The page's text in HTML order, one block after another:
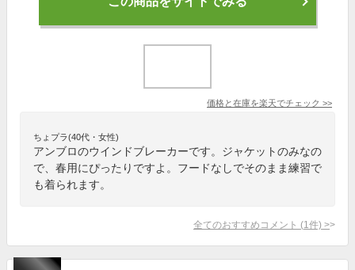
価格と在庫を楽天でチェック >>
ちょプラ(40代・女性)
アンブロのウインドブレーカーです。ジャケットのみなの
で、春用にぴったりですよ。フードなしでそのまま練習で
も着られます。
全てのおすすめコメント (1 件) >